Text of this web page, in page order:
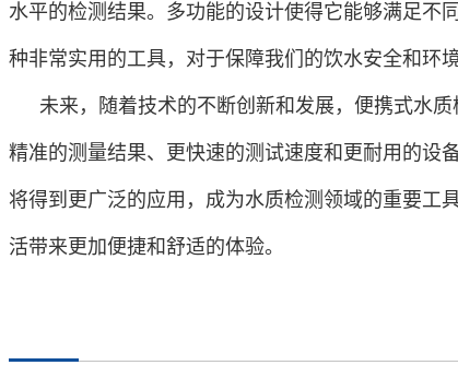
水平的检测结果。多功能的设计使得它能够满足不
种非常实用的工具，对于保障我们的饮水安全和环
未来，随着技术的不断创新和发展，便携式水
精准的测量结果、更快速的测试速度和更耐用的设
将得到更广泛的应用，成为水质检测领域的重要工
活带来更加便捷和舒适的体验。